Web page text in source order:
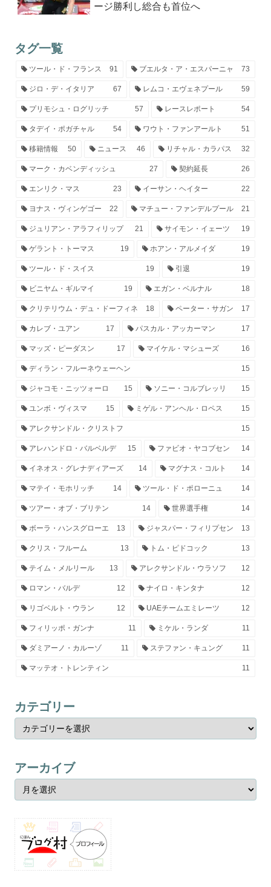
ージ勝利し総合も首位へ
タグ一覧
ツール・ド・フランス 91 ブエルタ・ア・エスパーニャ 73
ジロ・デ・イタリア 67 レムコ・エヴェネプール 59
プリモシュ・ログリッチ 57 レースレポート 54
タデイ・ポガチャル 54 ワウト・ファンアールト 51
移籍情報 50 ニュース 46 リチャル・カラパス 32
マーク・カベンディッシュ 27 契約延長 26
エンリク・マス 23 イーサン・ヘイター 22
ヨナス・ヴィンゲゴー 22 マチュー・ファンデルプール 21
ジュリアン・アラフィリップ 21 サイモン・イェーツ 19
ゲラント・トーマス 19 ホアン・アルメイダ 19
ツール・ド・スイス 19 引退 19
ビニヤム・ギルマイ 19 エガン・ベルナル 18
クリテリウム・デュ・ドーフィネ 18 ペーター・サガン 17
カレブ・ユアン 17 パスカル・アッカーマン 17
マッズ・ピーダスン 17 マイケル・マシューズ 16
ディラン・フルーネウェーヘン 15
ジャコモ・ニッツォーロ 15 ソニー・コルブレッリ 15
ユンボ・ヴィスマ 15 ミゲル・アンヘル・ロペス 15
アレクサンドル・クリストフ 15
アレハンドロ・バルベルデ 15 ファビオ・ヤコブセン 14
イネオス・グレナディアーズ 14 マグナス・コルト 14
マテイ・モホリッチ 14 ツール・ド・ポローニュ 14
ツアー・オブ・ブリテン 14 世界選手権 14
ボーラ・ハンスグローエ 13 ジャスパー・フィリプセン 13
クリス・フルーム 13 トム・ピドコック 13
テイム・メルリール 13 アレクサンドル・ウラソフ 12
ロマン・バルデ 12 ナイロ・キンタナ 12
リゴベルト・ウラン 12 UAEチームエミレーツ 12
フィリッポ・ガンナ 11 ミケル・ランダ 11
ダミアーノ・カルーゾ 11 ステファン・キュング 11
マッテオ・トレンティン 11
カテゴリー
アーカイブ